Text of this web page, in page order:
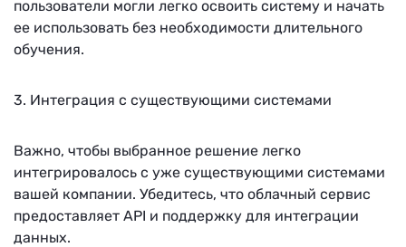
пользователи могли легко освоить систему и начать
ее использовать без необходимости длительного
обучения.
3. Интеграция с существующими системами
Важно, чтобы выбранное решение легко
интегрировалось с уже существующими системами
вашей компании. Убедитесь, что облачный сервис
предоставляет API и поддержку для интеграции
данных.